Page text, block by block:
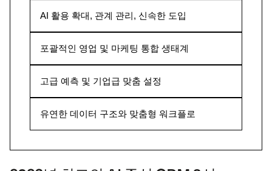
AI 활용 확대, 관계 관리, 신속한 도입
포괄적인 영업 및 마케팅 통합 생태계
고급 예측 및 기업급 맞춤 설정
유연한 데이터 구조와 맞춤형 워크플로